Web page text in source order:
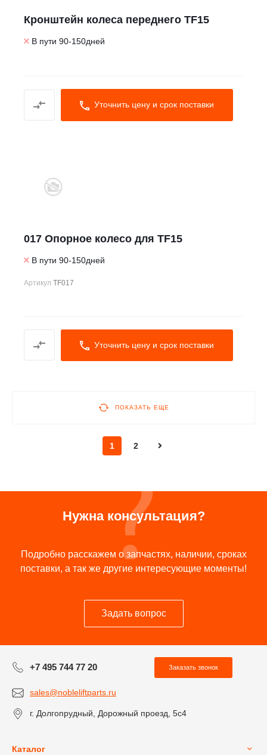
Кронштейн колеса переднего TF15
В пути 90-150дней
Уточнить цену и срок поставки
017 Опорное колесо для TF15
В пути 90-150дней
Артикул TF017
Уточнить цену и срок поставки
ПОКАЗАТЬ ЕЩЕ
1 2
Нужна консультация?
Подробно расскажем о запчастях, наличии, сроках
поставки, а так же другие интересующие моменты!
Задать вопрос
+7 495 744 77 20 Заказать звонок
sales@nobleliftparts.ru
г. Долгопрудный, Дорожный проезд, 5с4
Каталог